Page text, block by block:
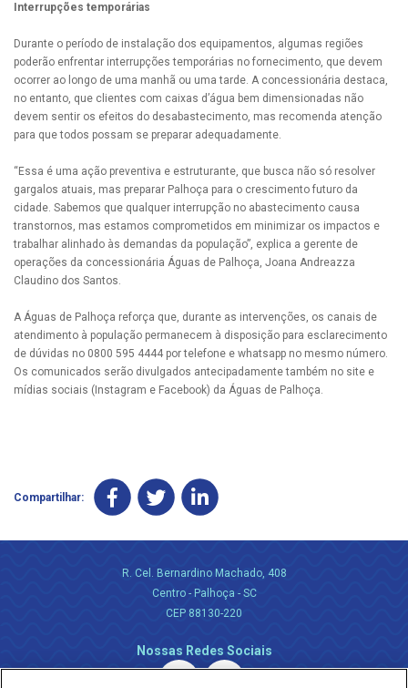
Interrupções temporárias
Durante o período de instalação dos equipamentos, algumas regiões
poderão enfrentar interrupções temporárias no fornecimento, que devem
ocorrer ao longo de uma manhã ou uma tarde. A concessionária destaca,
no entanto, que clientes com caixas d’água bem dimensionadas não
devem sentir os efeitos do desabastecimento, mas recomenda atenção
para que todos possam se preparar adequadamente.
“Essa é uma ação preventiva e estruturante, que busca não só resolver
gargalos atuais, mas preparar Palhoça para o crescimento futuro da
cidade. Sabemos que qualquer interrupção no abastecimento causa
transtornos, mas estamos comprometidos em minimizar os impactos e
trabalhar alinhado às demandas da população”, explica a gerente de
operações da concessionária Águas de Palhoça, Joana Andreazza
Claudino dos Santos.
A Águas de Palhoça reforça que, durante as intervenções, os canais de
atendimento à população permanecem à disposição para esclarecimento
de dúvidas no 0800 595 4444 por telefone e whatsapp no mesmo número.
Os comunicados serão divulgados antecipadamente também no site e
mídias sociais (Instagram e Facebook) da Águas de Palhoça.
Compartilhar:
R. Cel. Bernardino Machado, 408
Centro - Palhoça - SC
CEP 88130-220
Nossas Redes Sociais